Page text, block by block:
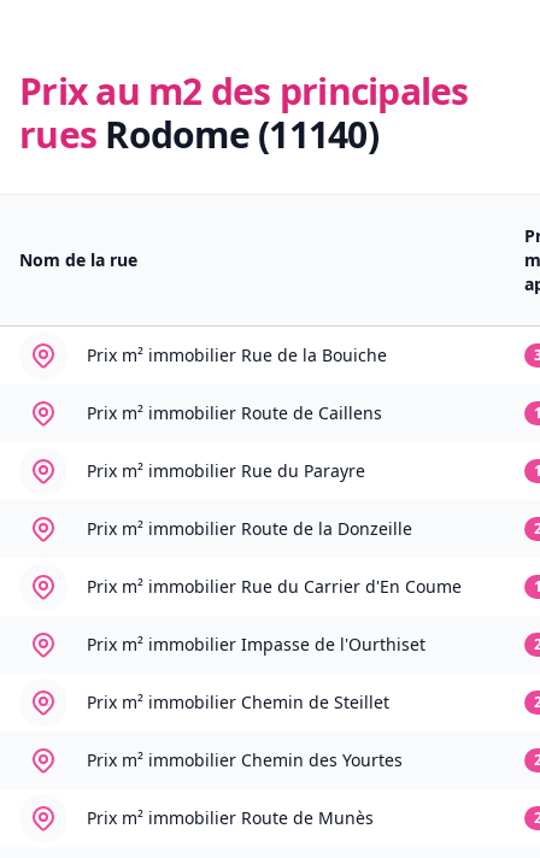
Prix au m2 des principales
rues Rodome (11140)
Nom de la rue
Prix m² immobilier Rue de la Bouiche
Prix m² immobilier Route de Caillens
Prix m² immobilier Rue du Parayre
Prix m² immobilier Route de la Donzeille
Prix m² immobilier Rue du Carrier d'En Coume
Prix m² immobilier Impasse de l'Ourthiset
Prix m² immobilier Chemin de Steillet
Prix m² immobilier Chemin des Yourtes
Prix m² immobilier Route de Munès